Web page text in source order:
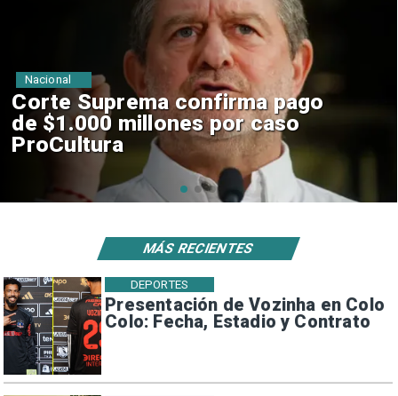
Codelco suspende
construcción de Andes Norte
en El Teniente por riesgos
sísmicos
Nacional
Presentación de Vozinha en Colo
Colo: Fecha, Estadio y Contrato
DEPORTES
MÁS RECIENTES